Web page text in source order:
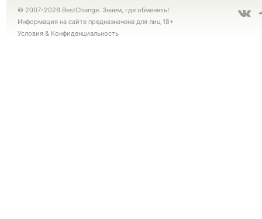
© 2007-2026 BestChange. Знаем, где обменять!
Информация на сайте предназначена для лиц 18+
Условия & Конфиденциальность